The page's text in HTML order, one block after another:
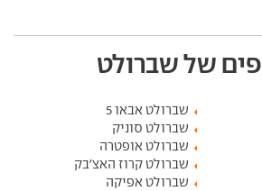
של שברולט
שברולט אבאו 5
שברולט סוניק
שברולט אופטרה
שברולט קרוז האצ'בק
שברולט אפיקה